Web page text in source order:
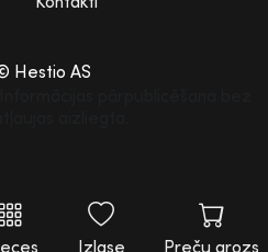
Izlase Preču grozs
Hestio AS